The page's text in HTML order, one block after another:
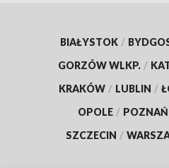
BIAŁYSTOK /
GORZÓW WLKP. /
KRAKÓW / LUBLIN /
OPOLE / POZNAŃ
SZCZECIN /